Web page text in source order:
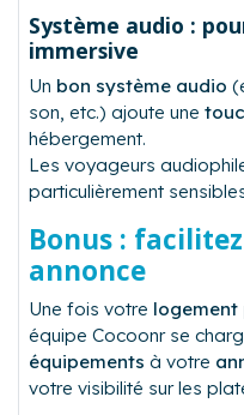
Système audio :
immersive
Un bon système audio
son, etc.) ajoute une
hébergement.
Les voyageurs
particulièrement
Bonus :
annonce
Une fois votre
équipe Cocoonr se
équipements à votre
votre visibilité sur les